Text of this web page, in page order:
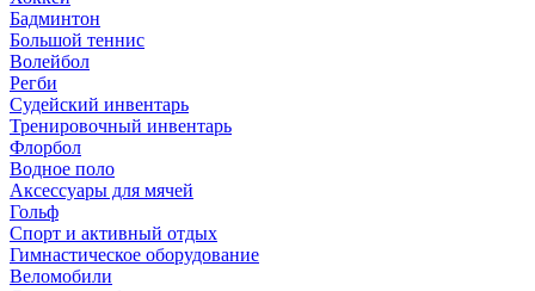
Бадминтон
Большой теннис
Волейбол
Регби
Судейский инвентарь
Тренировочный инвентарь
Флорбол
Водное поло
Аксессуары для мячей
Гольф
Спорт и активный отдых
Гимнастическое оборудование
Веломобили